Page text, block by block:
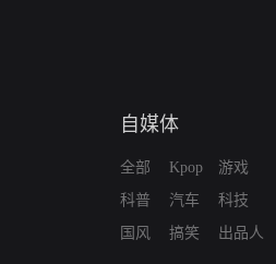
自媒体
全部
科普
国风
Kpop
汽车
搞笑
游戏
科技
出品人